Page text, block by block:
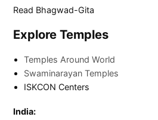
Read Bhagwad-Gita
Explore Temples
Temples Around World
Swaminarayan Temples
ISKCON Centers
India: